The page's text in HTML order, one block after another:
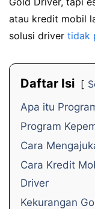
atau kredit mobil
solusi driver tidak
Daftar Isi
Apa itu
Program
Cara
Cara Kredit
Driver
Kekurangan